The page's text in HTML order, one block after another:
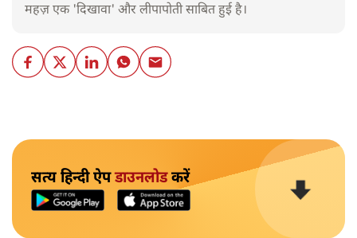
महज़ एक 'दिखावा' और लीपापोती साबित हुई है।
सत्य हिन्दी ऐपडाउनलोडकरें